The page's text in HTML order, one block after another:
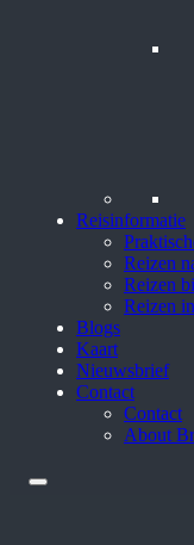
Reisinformatie
Reizen
Reizen
Reizen
Blogs
Kaart
Nieuwsbrief
Contact
Contact
About